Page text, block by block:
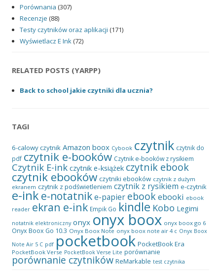
Porównania (307)
Recenzje (88)
Testy czytników oraz aplikacji (171)
Wyświetlacz E Ink(72)
RELATED POSTS (YARPP)
Back to school jakie czytniki dla ucznia?
TAGI
6-calowy czytnik Amazon boox Cybook czytnik czytnik do
pdf czytnik e-booków Czytnik e-booków z rysikiem
Czytnik E-ink czytnik e-książek czytnik ebook
czytnik ebooków czytniki ebooków czytnik z dużym
ekranem czytnik z podświetleniem czytnik z rysikiem e-czytnik
e-ink e-notatnike-papier ebookebooki ebook
reader ekran e-ink Empik Go kindle Kobo Legimi
notatnik elektroniczny onyx onyx boox onyx boox go 6
Onyx Boox Go 10.3 Onyx Boox Note onyx boox note air 4 c Onyx Boox
Note Air 5 C pdf pocketbook PocketBook Era
PocketBook Verse PocketBook Verse Lite porównanie
porównanie czytników ReMarkable test czytnika